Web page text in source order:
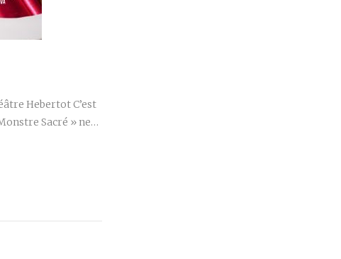
Hebertot C’est
Sacré » ne…